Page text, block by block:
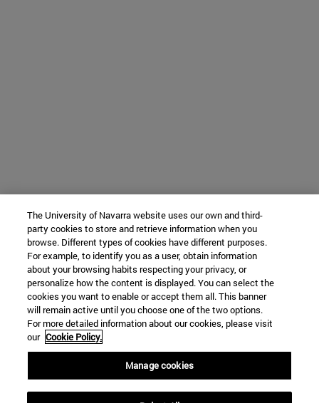
The University of Navarra website uses our own and third-
party cookies to store and retrieve information when you
browse. Different types of cookies have different purposes.
For example, to identify you as a user, obtain information
about your browsing habits respecting your privacy, or
personalize how the content is displayed. You can select the
cookies you want to enable or accept them all. This banner
will remain active until you choose one of the two options.
For more detailed information about our cookies, please visit
our Cookie Policy.
Manage cookies